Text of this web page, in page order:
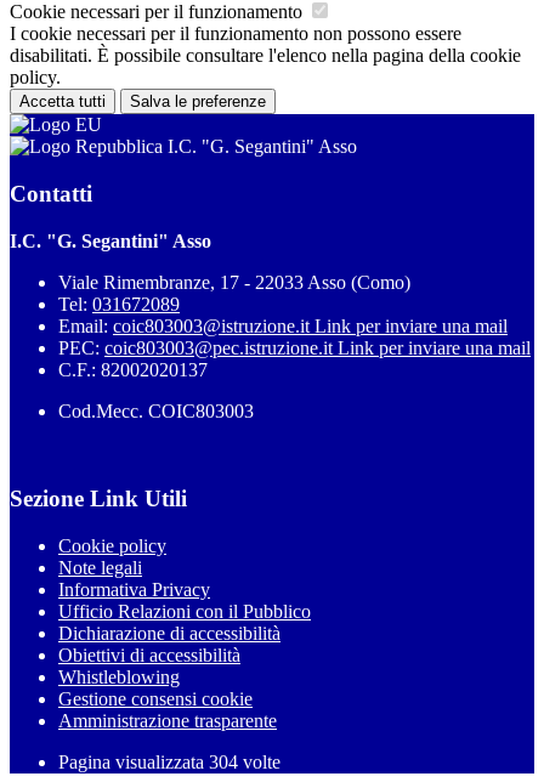
Cookie necessari per il funzionamento
I cookie necessari per il funzionamento non possono essere
disabilitati. È possibile consultare l'elenco nella pagina della cookie
policy.
Accetta tutti Salva le preferenze
I.C. "G. Segantini" Asso
Contatti
I.C. "G. Segantini" Asso
Viale Rimembranze, 17 - 22033 Asso (Como)
Tel: 031672089
Email: coic803003@istruzione.it Link per inviare una mail
PEC: coic803003@pec.istruzione.it Link per inviare una mail
C.F.: 82002020137
Cod.Mecc. COIC803003
Sezione Link Utili
Cookie policy
Note legali
Informativa Privacy
Ufficio Relazioni con il Pubblico
Dichiarazione di accessibilità
Obiettivi di accessibilità
Whistleblowing
Gestione consensi cookie
Amministrazione trasparente
Pagina visualizzata 304 volte